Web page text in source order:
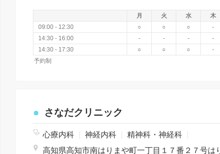
月 火 水
木
09:00 - 12:30
○ ○ ○
-
14:30 - 16:00
- - -
-
14:30 - 17:30
○ ○ ○
-
予約制
さなだクリニック
心療内科 神経内科 精神科・神経科